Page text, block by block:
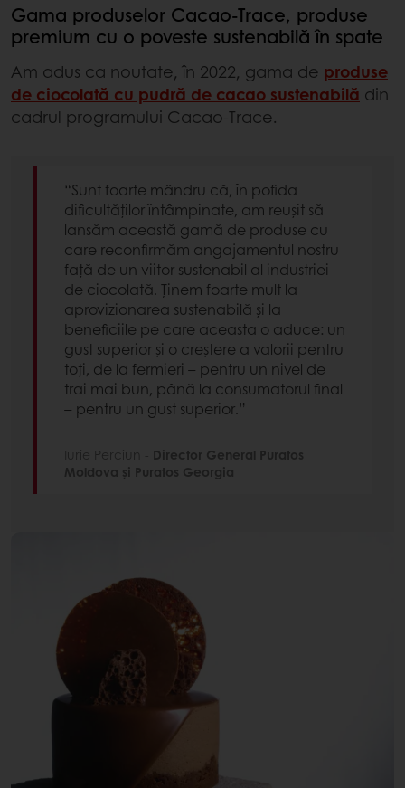
Gama produselor Cacao-Trace, produse
premium cu o poveste sustenabilă în spate
Am adus ca noutate, în 2022, gama de produse
de ciocolată cu pudră de cacao sustenabilă din
cadrul programului Cacao-Trace.
“Sunt foarte mândru că, în pofida
dificultăților întâmpinate, am reușit să
lansăm această gamă de produse cu
care reconfirmăm angajamentul nostru
față de un viitor sustenabil al industriei
de ciocolată. Ținem foarte mult la
aprovizionarea sustenabilă și la
beneficiile pe care aceasta o aduce: un
gust superior și o creștere a valorii pentru
toți, de la fermieri – pentru un nivel de
trai mai bun, până la consumatorul final
– pentru un gust superior.”
Iurie Perciun - Director General Puratos
Moldova și Puratos Georgia